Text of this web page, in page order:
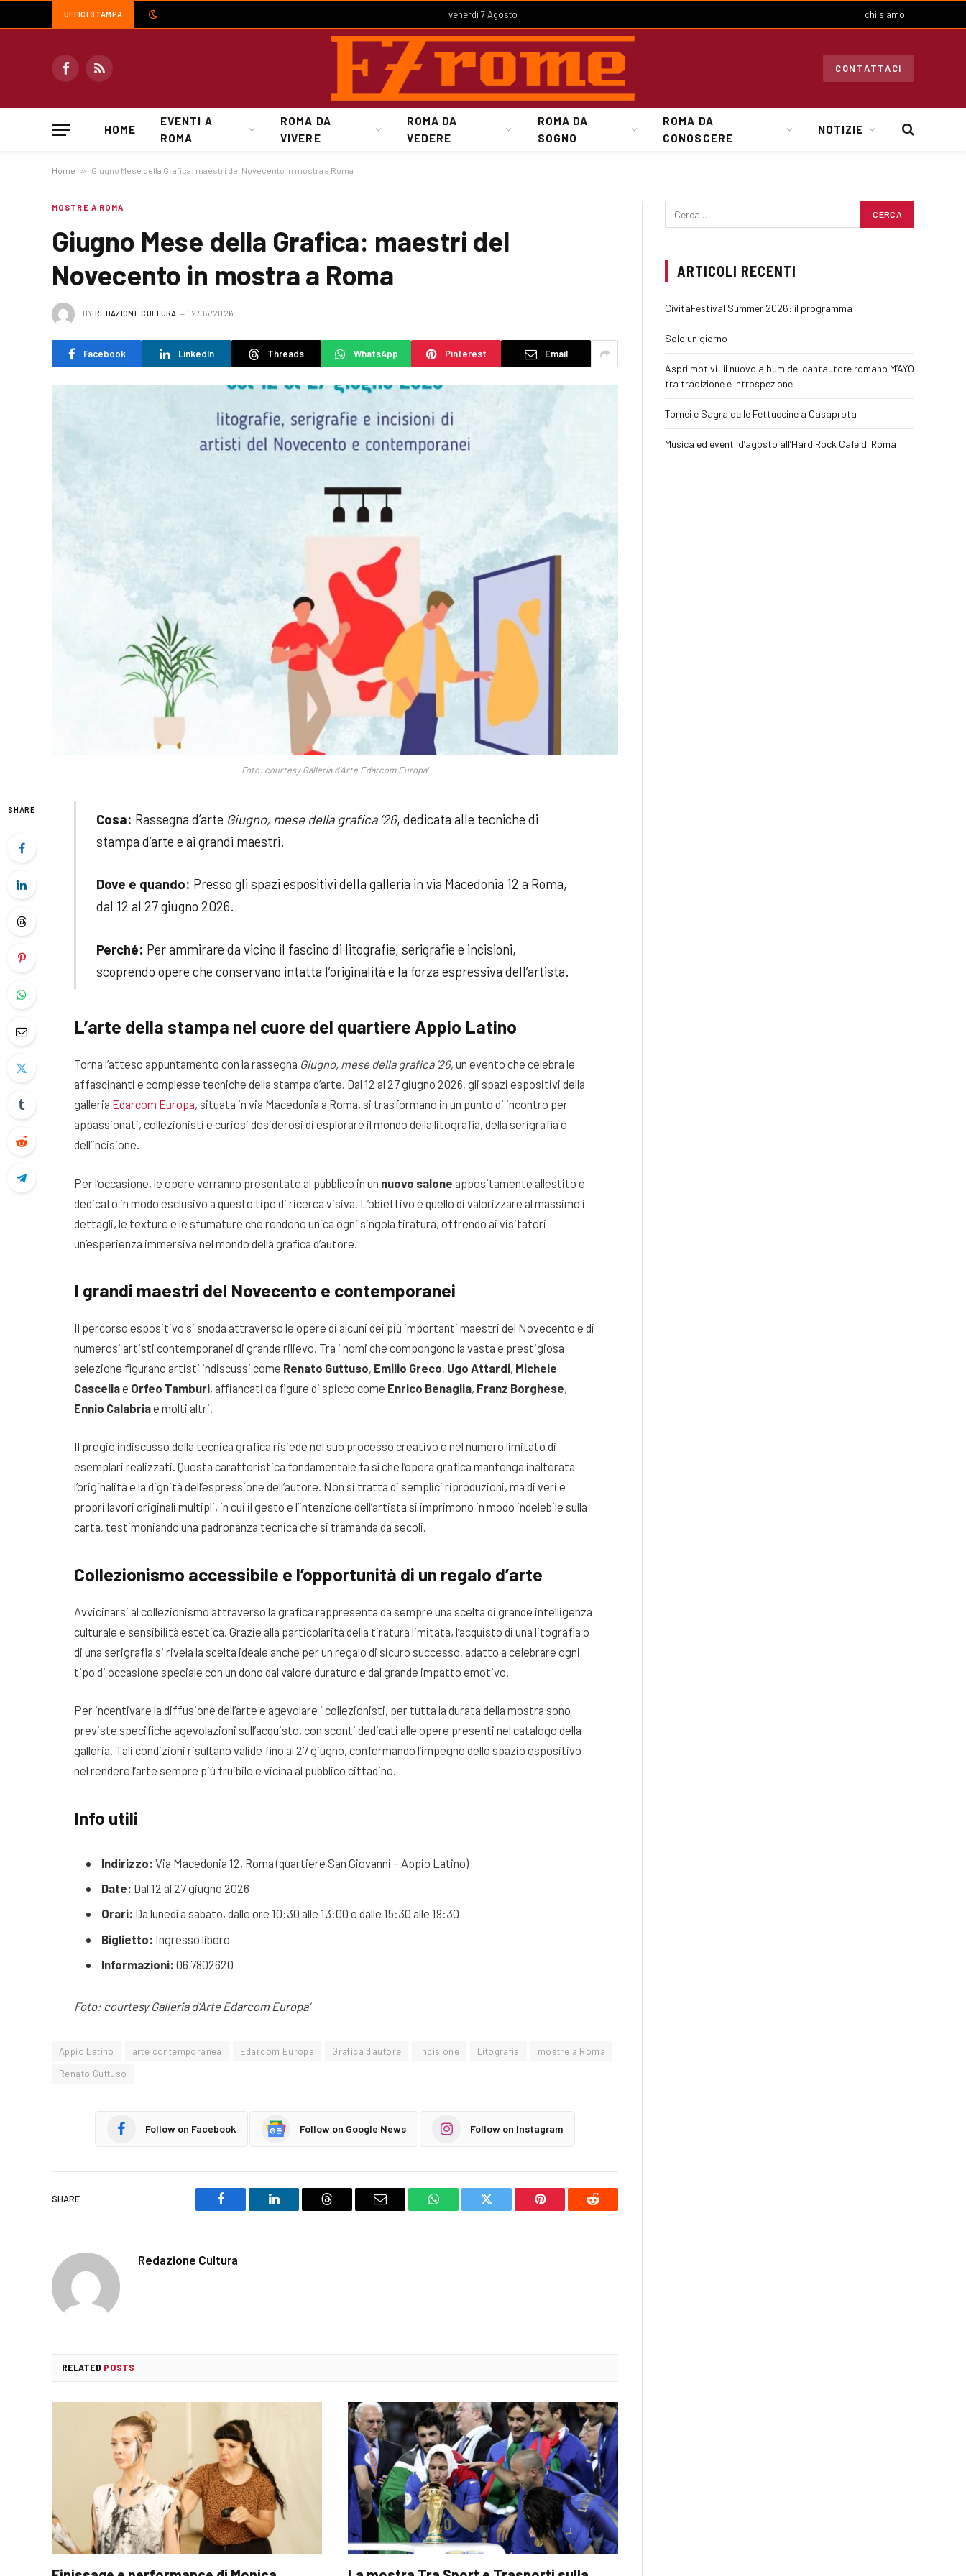
UFFICI STAMPA venerdì 7 Agosto chi siamo
FacebookRSS
CONTATTACI
HOME
EVENTI A
ROMA
ROMA DA
VIVERE
ROMA DA
VEDERE
ROMA DA
SOGNO
ROMA DA
CONOSCERE
NOTIZIE
Home » Giugno Mese della Grafica: maestri del Novecento in mostra a Roma
MOSTRE A ROMA
Giugno Mese della Grafica: maestri del
Novecento in mostra a Roma
BY REDAZIONE CULTURA 12/06/2026
Facebook LinkedIn Threads WhatsApp Pinterest Email
Foto: courtesy Galleria d'Arte Edarcom Europa'
SHARE
Cosa: Rassegna d’arte Giugno, mese della grafica ’26, dedicata alle tecniche di
stampa d’arte e ai grandi maestri.
Dove e quando: Presso gli spazi espositivi della galleria in via Macedonia 12 a Roma,
dal 12 al 27 giugno 2026.
Perché: Per ammirare da vicino il fascino di litografie, serigrafie e incisioni,
scoprendo opere che conservano intatta l’originalità e la forza espressiva dell’artista.
L’arte della stampa nel cuore del quartiere Appio Latino
Torna l’atteso appuntamento con la rassegna Giugno, mese della grafica ’26, un evento che celebra le
affascinanti e complesse tecniche della stampa d’arte. Dal 12 al 27 giugno 2026, gli spazi espositivi della
galleria Edarcom Europa, situata in via Macedonia a Roma, si trasformano in un punto di incontro per
appassionati, collezionisti e curiosi desiderosi di esplorare il mondo della litografia, della serigrafia e
dell’incisione.
Per l’occasione, le opere verranno presentate al pubblico in un nuovo salone appositamente allestito e
dedicato in modo esclusivo a questo tipo di ricerca visiva. L’obiettivo è quello di valorizzare al massimo i
dettagli, le texture e le sfumature che rendono unica ogni singola tiratura, offrendo ai visitatori
un’esperienza immersiva nel mondo della grafica d’autore.
I grandi maestri del Novecento e contemporanei
Il percorso espositivo si snoda attraverso le opere di alcuni dei più importanti maestri del Novecento e di
numerosi artisti contemporanei di grande rilievo. Tra i nomi che compongono la vasta e prestigiosa
selezione figurano artisti indiscussi come Renato Guttuso, Emilio Greco, Ugo Attardi, Michele
Cascellae Orfeo Tamburi, affiancati da figure di spicco come Enrico Benaglia, Franz Borghese,
Ennio Calabriae molti altri.
Il pregio indiscusso della tecnica grafica risiede nel suo processo creativo e nel numero limitato di
esemplari realizzati. Questa caratteristica fondamentale fa sì che l’opera grafica mantenga inalterata
l’originalità e la dignità dell’espressione dell’autore. Non si tratta di semplici riproduzioni, ma di veri e
propri lavori originali multipli, in cui il gesto e l’intenzione dell’artista si imprimono in modo indelebile sulla
carta, testimoniando una padronanza tecnica che si tramanda da secoli.
Collezionismo accessibile e l’opportunità di un regalo d’arte
Avvicinarsi al collezionismo attraverso la grafica rappresenta da sempre una scelta di grande intelligenza
culturale e sensibilità estetica. Grazie alla particolarità della tiratura limitata, l’acquisto di una litografia o
di una serigrafia si rivela la scelta ideale anche per un regalo di sicuro successo, adatto a celebrare ogni
tipo di occasione speciale con un dono dal valore duraturo e dal grande impatto emotivo.
Per incentivare la diffusione dell’arte e agevolare i collezionisti, per tutta la durata della mostra sono
previste specifiche agevolazioni sull’acquisto, con sconti dedicati alle opere presenti nel catalogo della
galleria. Tali condizioni risultano valide fino al 27 giugno, confermando l’impegno dello spazio espositivo
nel rendere l’arte sempre più fruibile e vicina al pubblico cittadino.
Info utili
Indirizzo: Via Macedonia 12, Roma (quartiere San Giovanni – Appio Latino)
Date: Dal 12 al 27 giugno 2026
Orari: Da lunedì a sabato, dalle ore 10:30 alle 13:00 e dalle 15:30 alle 19:30
Biglietto: Ingresso libero
Informazioni: 06 7802620
Foto: courtesy Galleria d’Arte Edarcom Europa’
Appio Latino arte contemporanea Edarcom Europa Grafica d'autore incisione Litografia
mostre a Roma
Renato Guttuso
Follow on Facebook Follow on Google News Follow on Instagram
SHARE.
Facebook LinkedIn Threads Email WhatsAppTwitter Pinterest Reddit
Redazione Cultura
RELATED POSTS
ARTICOLI RECENTI
CivitaFestival Summer 2026: il programma
Solo un giorno
Aspri motivi: il nuovo album del cantautore romano M’AYO
tra tradizione e introspezione
Tornei e Sagra delle Fettuccine a Casaprota
Musica ed eventi d’agosto all’Hard Rock Cafe di Roma